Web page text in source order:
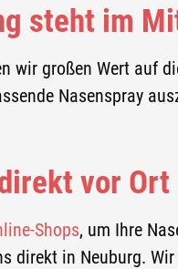
steht im
wir großen Wert auf
Nasenspray
vor
Shops, um Ihre
direkt in Neuburg.